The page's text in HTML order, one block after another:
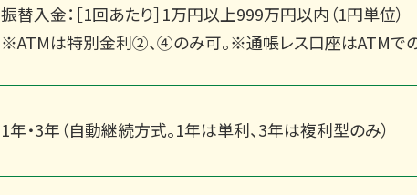
振替入金： ［1回あたり］1万円以上999万円以内（1円単位）
※ATMは特別金利②、④のみ可。※通帳レス口座はATMで
1年・3年（自動継続方式。1年は単利、3年は複利型のみ）